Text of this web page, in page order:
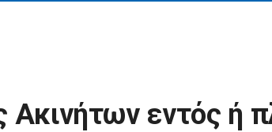
Ακινήτων εντός ή